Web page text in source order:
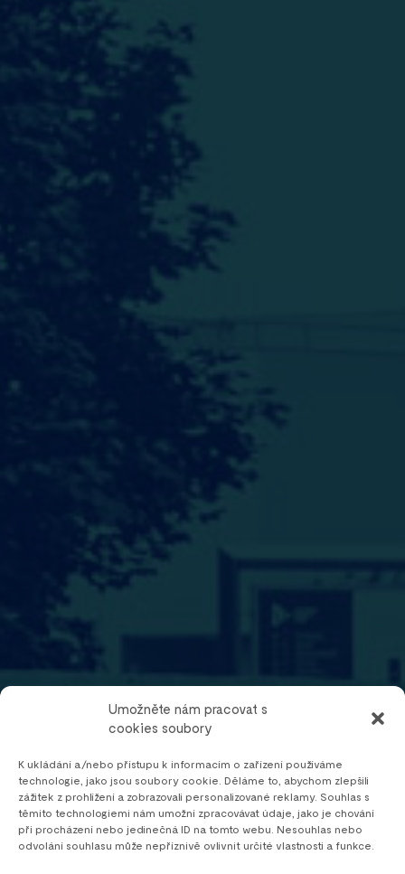
Umožněte nám pracovat s
cookies soubory
K ukládání a/nebo přístupu k informacím o zařízení používáme
technologie, jako jsou soubory cookie. Děláme to, abychom zlepšili
zážitek z prohlížení a zobrazovali personalizované reklamy. Souhlas s
těmito technologiemi nám umožní zpracovávat údaje, jako je chování
při procházení nebo jedinečná ID na tomto webu. Nesouhlas nebo
odvolání souhlasu může nepříznivě ovlivnit určité vlastnosti a funkce.